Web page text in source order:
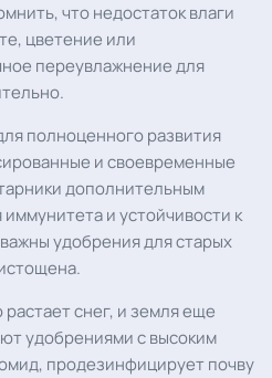
что недостаток влаги
цветение или
переувлажнение для
полноценного развития
и своевременные
дополнительным
и устойчивости к
удобрения для старых
растает снег, и земля еще
удобрениями с высоким
продезинфицирует почву